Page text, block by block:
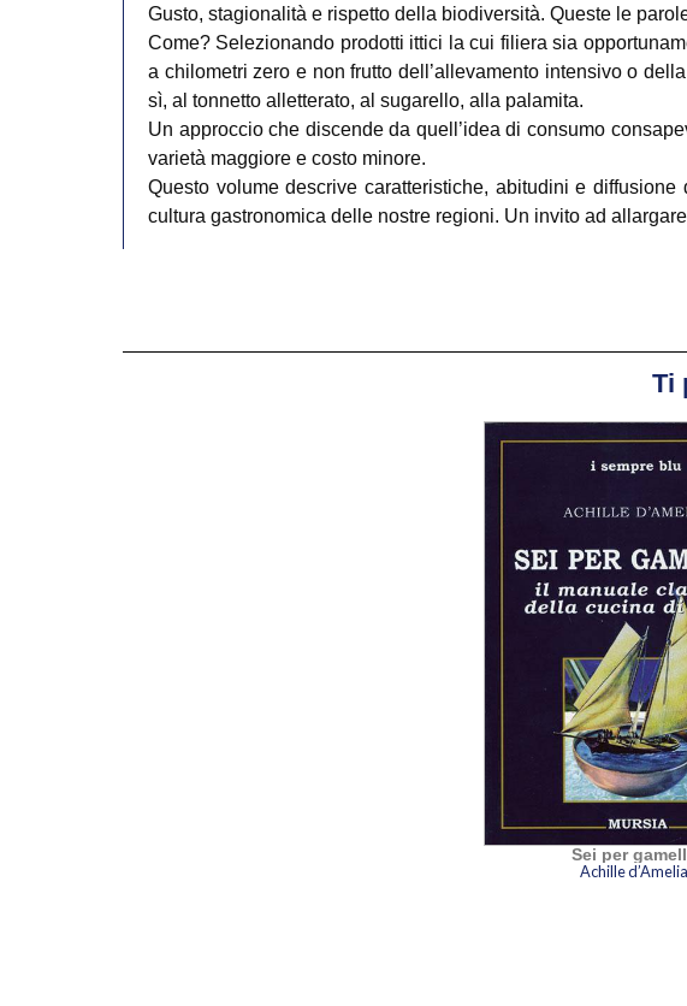
Gusto, stagionalità e rispetto della biodiversità. Queste le
Come? Selezionando prodotti ittici la cui filiera sia
a chilometri zero e non frutto dell’allevamento intensivo o
sì, al tonnetto alletterato, al sugarello, alla palamita.
Un approccio che discende da quell’idea di consumo
varietà maggiore e costo minore.
Questo volume descrive caratteristiche, abitudini e
cultura gastronomica delle nostre regioni. Un invito ad
Ti
Sei per
Achille d’Amelia